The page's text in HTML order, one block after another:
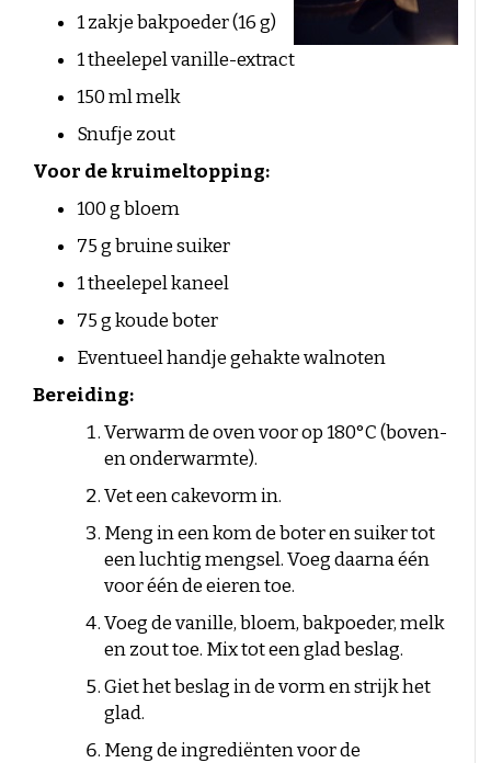
Laagjes Koffie
Nagerechten en gebak met Koffie
1 zakje bakpoeder (16 g)
1 theelepel vanille-extract
150 ml melk
Snufje zout
Voor de kruimeltopping:
100 g bloem
75 g bruine suiker
1 theelepel kaneel
75 g koude boter
Eventueel handje gehakte walnoten
Bereiding:
Verwarm de oven voor op 180°C (boven-
en onderwarmte).
Vet een cakevorm in.
Meng in een kom de boter en suiker tot
een luchtig mengsel. Voeg daarna één
voor één de eieren toe.
Voeg de vanille, bloem, bakpoeder, melk
en zout toe. Mix tot een glad beslag.
Giet het beslag in de vorm en strijk het
glad.
Meng de ingrediënten voor de